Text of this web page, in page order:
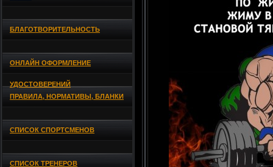
БЛАГОТВОРИТЕЛЬНОСТЬ
ОНЛАЙН ОФОРМЛЕНИЕ
УДОСТОВЕРЕНИЙ
ПРАВИЛА, НОРМАТИВЫ, БЛАНКИ
СПИСОК СПОРТСМЕНОВ
СПИСОК ТРЕНЕРОВ